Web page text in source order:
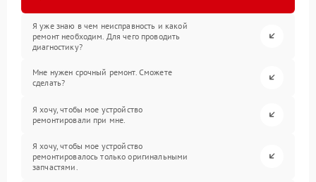
Я уже знаю в чем неисправность и какой
ремонт необходим. Для чего проводить
диагностику?
Мне нужен срочный ремонт. Сможете
сделать?
Я хочу, чтобы мое устройство
ремонтировали при мне.
Я хочу, чтобы мое устройство
ремонтировалось только оригинальными
запчастями.